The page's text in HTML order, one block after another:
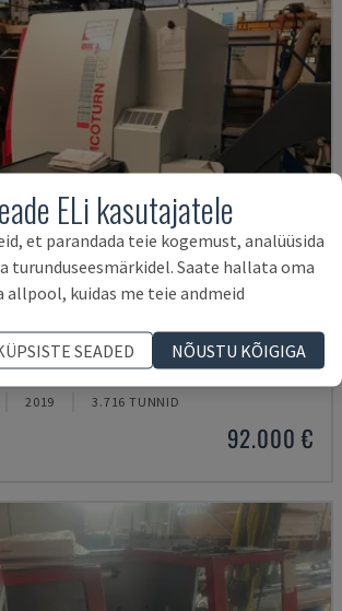
TREIPINGID
2019 3.716 TUNNID
92.000 €
ELi kasutajatele
et parandada teie kogemust, analüüsida
turunduseesmärkidel. Saate hallata oma
allpool, kuidas me teie andmeid
SEADED
NÕUSTU KÕIGIGA